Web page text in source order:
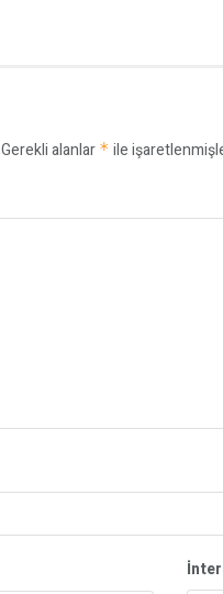
Gerekli alanlar * ile